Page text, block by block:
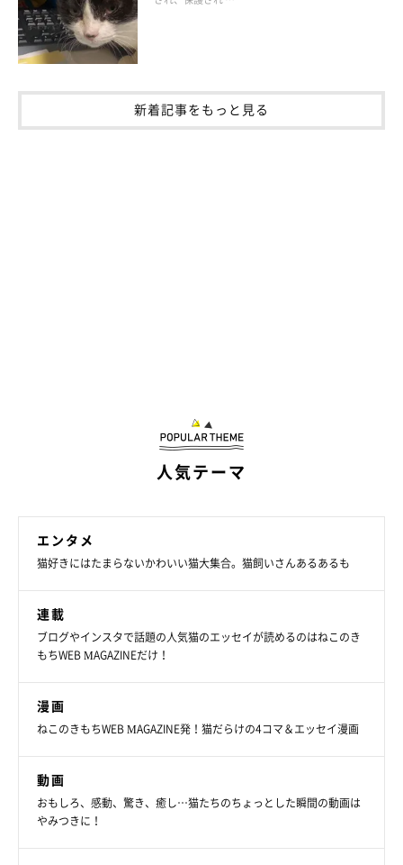
虎之助くんが抱き枕に！
ある日のお昼寝の様子を見てみると、2匹はここでも一緒。
虎之助くんのことをギュッと抱きしめる熊之助くんからは、
れますね♪
飼い主さんいわく「今日のお昼寝は一段と濃厚でした」とのこと
新着記事をもっと見る
人気テーマ
エンタメ
猫好きにはたまらないかわいい猫大集合。猫飼いさんあるあるも
連載
ブログやインスタで話題の人気猫のエッセイが読めるのはねこのき
もちWEB MAGAZINEだけ！
漫画
ねこのきもちWEB MAGAZINE発！猫だらけの4コマ＆エッセイ漫画
動画
おもしろ、感動、驚き、癒し…猫たちのちょっとした瞬間の動画は
やみつきに！